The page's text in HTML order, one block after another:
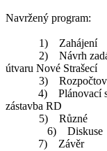
Navržený program:
1) Zahájení
2)
Návrh
útvaru Nové Strašecí
3)
4) Plánovací
zástavba RD
5) Různé
6) Diskuse
7) Závěr